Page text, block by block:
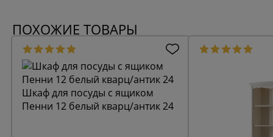
ПОХОЖИЕ ТОВАРЫ
Шкаф для посуды с ящиком
Пенни 12 белый кварц/антик 24